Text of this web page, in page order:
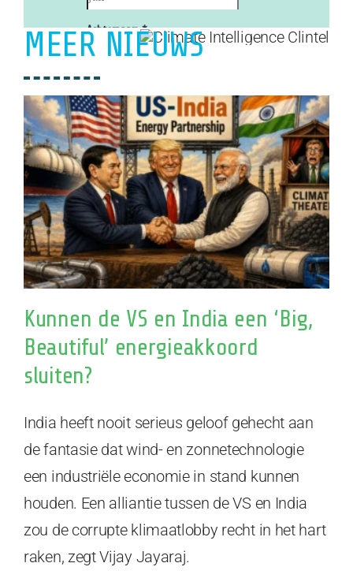
MEER NIEUWS
Kunnen de VS en India een ‘Big,
Beautiful’ energieakkoord
sluiten?
India heeft nooit serieus geloof gehecht aan
de fantasie dat wind- en zonnetechnologie
een industriële economie in stand kunnen
houden. Een alliantie tussen de VS en India
zou de corrupte klimaatlobby recht in het hart
raken, zegt Vijay Jayaraj.